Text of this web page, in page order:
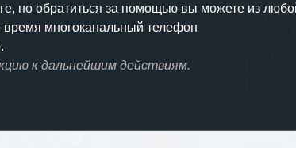
но обратиться за помощью вы можете из
время многоканальный телефон
к дальнейшим действиям.